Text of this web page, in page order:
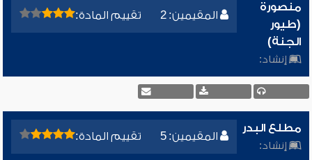
المقيمين: 2 تقييم المادة:
منصورة
(طيور
الجنة)
إنشاد:
المقيمين: 5 تقييم المادة:
مطلع البدر
إنشاد: